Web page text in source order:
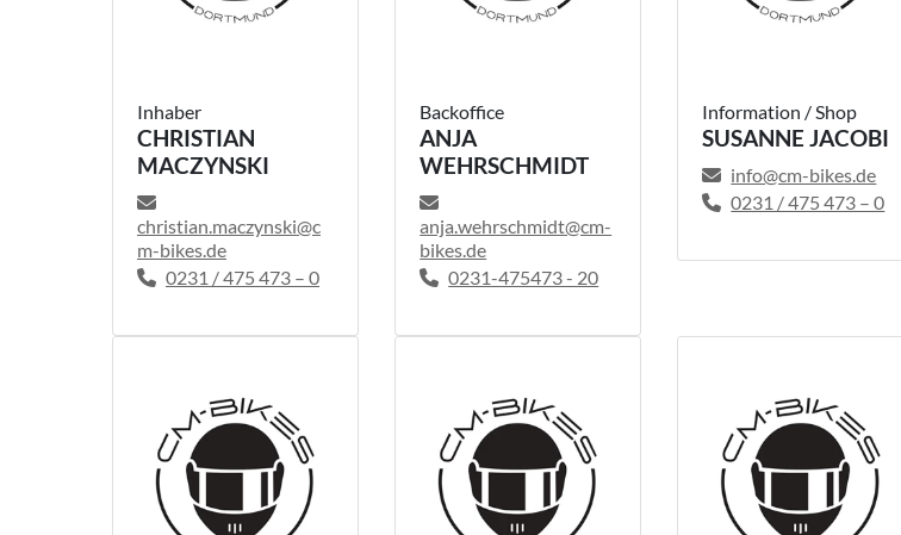
Inhaber
CHRISTIAN
MACZYNSKI
christian.maczynski@c
m-bikes.de
0231 / 475 473 – 0
Backoffice
ANJA
WEHRSCHMIDT
anja.wehrschmidt@cm-
bikes.de
0231-475473 - 20
Information / Shop
SUSANNE JACOBI
info@cm-bikes.de
0231 / 475 473 – 0